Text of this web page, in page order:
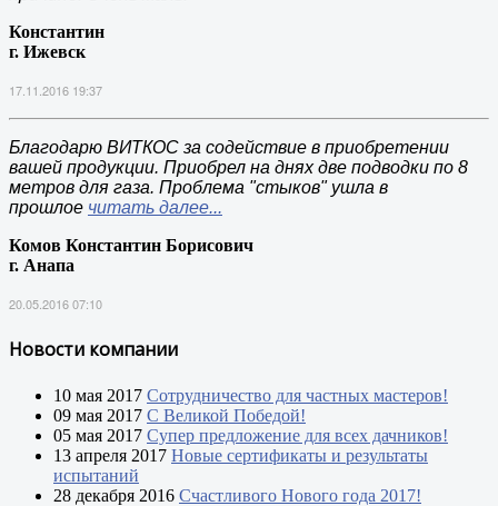
Константин
г. Ижевск
17.11.2016 19:37
Благодарю ВИТКОС за содействие в приобретении
вашей продукции. Приобрел на днях две подводки по 8
метров для газа. Проблема "стыков" ушла в
прошлое читать далее...
Комов Константин Борисович
г. Анапа
20.05.2016 07:10
Новости компании
10 мая 2017 Сотрудничество для частных мастеров!
09 мая 2017 С Великой Победой!
05 мая 2017 Супер предложение для всех дачников!
13 апреля 2017 Новые сертификаты и результаты
испытаний
28 декабря 2016 Счастливого Нового года 2017!